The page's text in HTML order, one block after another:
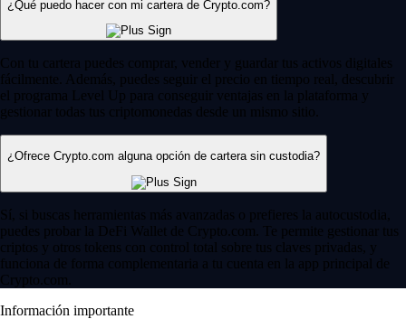
¿Qué puedo hacer con mi cartera de Crypto.com?
Con tu cartera puedes comprar, vender y guardar tus activos digitales
fácilmente. Además, puedes seguir el precio en tiempo real, descubrir
el programa Level Up para conseguir ventajas en la plataforma y
gestionar todas tus criptomonedas desde un mismo sitio.
¿Ofrece Crypto.com alguna opción de cartera sin custodia?
Sí, si buscas herramientas más avanzadas o prefieres la autocustodia,
puedes probar la DeFi Wallet de Crypto.com. Te permite gestionar tus
criptos y otros tokens con control total sobre tus claves privadas, y
funciona de forma complementaria a tu cuenta en la app principal de
Crypto.com.
Información importante